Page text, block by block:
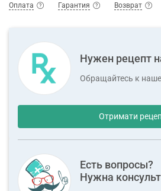
Оплата Гарантия Возврат
Нужен рецепт
Обращайтесь к
Отримати
Есть вопросы?
Нужна